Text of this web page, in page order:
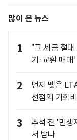
많이 본 뉴스
1
"그 세금 절
기·교환 매매
2
먼저 맺은
선점의 기회
3
추석 전 '민
서 받나